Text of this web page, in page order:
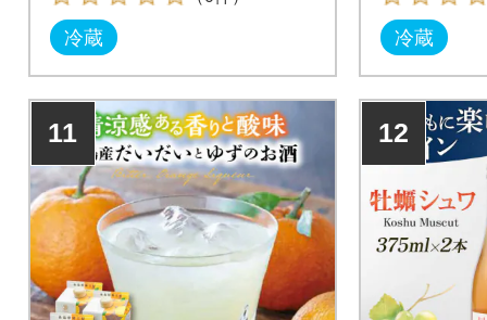
創業以降、糸島の魚と向き合
ってきた会社が、魚とともに
糸島で初めてのワイナリーで
誕生した、糸島産ブドウを使
用した初めてのワインです。
冷蔵
創業以降、
ってきた会
糸島で初め
誕生した、
用した初め
冷蔵
11 12